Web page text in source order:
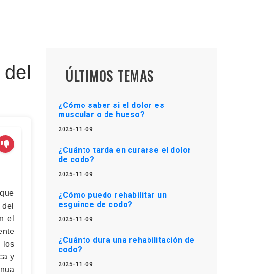
el
los
y
ÚLTIMOS TEMAS
¿Cómo saber si el dolor es
muscular o de hueso?
2025-11-09
¿Cuánto tarda en curarse el dolor
de codo?
2025-11-09
¿Cómo puedo rehabilitar un
esguince de codo?
2025-11-09
¿Cuánto dura una rehabilitación de
codo?
2025-11-09